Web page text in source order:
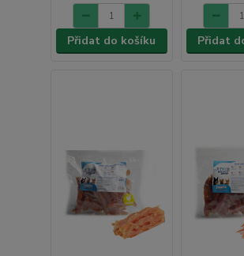
Přidat do košíku Přidat